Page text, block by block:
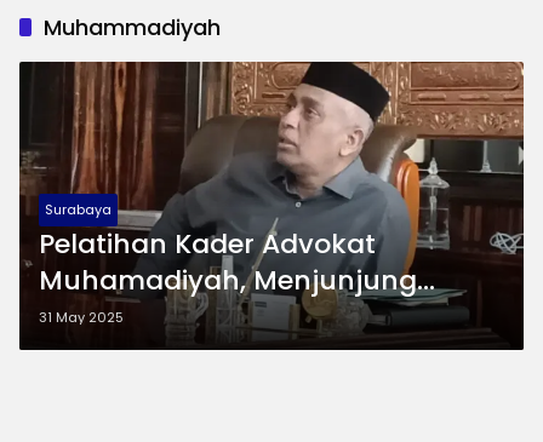
Muhammadiyah
Surabaya
Pelatihan Kader Advokat
Muhamadiyah, Menjunjung
Tinggi Hukum Keadilan dan Hak
Asasi Manusia
31 May 2025